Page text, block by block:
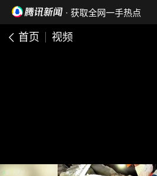
· 获取全网一手热点
首页 视频